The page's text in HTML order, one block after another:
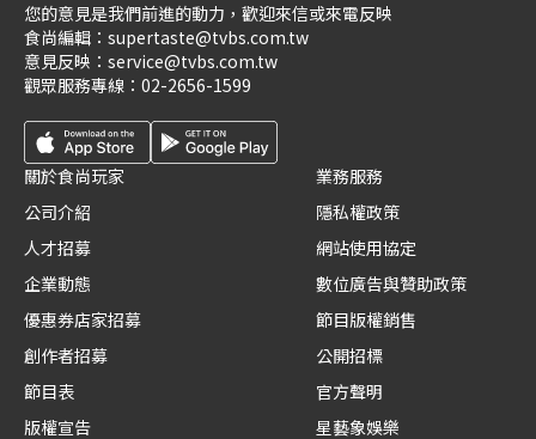
您的意見是我們前進的動力，歡迎來信或來電反映
食尚編輯： supertaste@tvbs.com.tw
意見反映： service@tvbs.com.tw
觀眾服務專線： 02-2656-1599
關於食尚玩家
公司介紹
人才招募
企業動態
優惠券店家招募
創作者招募
節目表
版權宣告
業務服務
隱私權政策
網站使用協定
數位廣告與贊助政策
節目版權銷售
公開招標
官方聲明
星藝象娛樂